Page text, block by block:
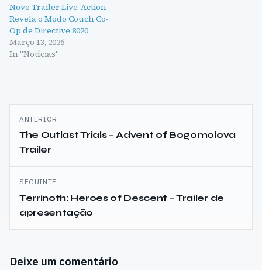
Novo Trailer Live-Action
Revela o Modo Couch Co-
Op de Directive 8020
Março 13, 2026
In "Notícias"
Navegação
de
artigos
ANTERIOR
The Outlast Trials – Advent of Bogomolova
Trailer
SEGUINTE
Terrinoth: Heroes of Descent – Trailer de
apresentação
Deixe um comentário